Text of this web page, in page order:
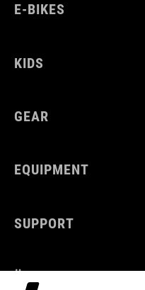
E-BIKES
KIDS
GEAR
EQUIPMENT
SUPPORT
ÜBER UNS